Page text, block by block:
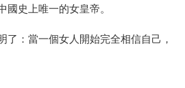
國史上唯一的女皇帝。
了：當一個女人開始完全相信自己，